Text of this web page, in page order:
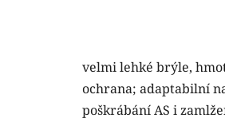
velmi lehké brýle,
ochrana; adaptabilní
poškrábání AS i